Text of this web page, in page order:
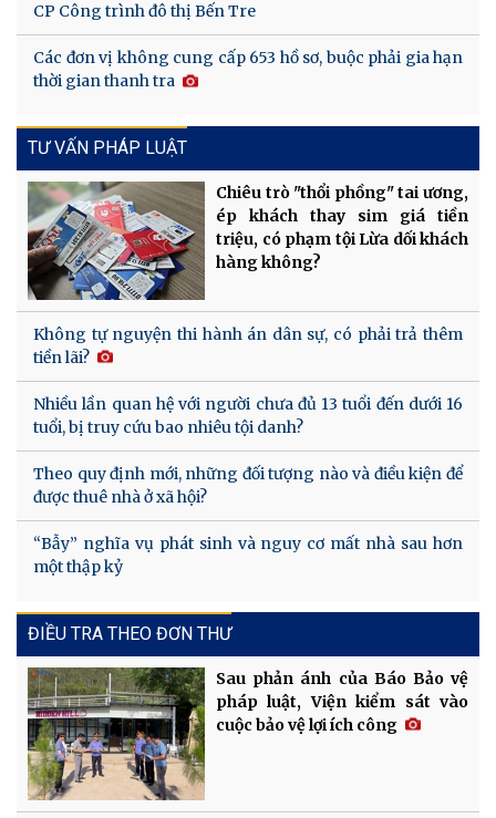
CP Công trình đô thị Bến Tre
Các đơn vị không cung cấp 653 hồ sơ, buộc phải gia hạn
thời gian thanh tra
TƯ VẤN PHÁP LUẬT
Chiêu trò "thổi phồng" tai ương,
ép khách thay sim giá tiền
triệu, có phạm tội Lừa dối khách
hàng không?
Không tự nguyện thi hành án dân sự, có phải trả thêm
tiền lãi?
Nhiều lần quan hệ với người chưa đủ 13 tuổi đến dưới 16
tuổi, bị truy cứu bao nhiêu tội danh?
Theo quy định mới, những đối tượng nào và điều kiện để
được thuê nhà ở xã hội?
“Bẫy” nghĩa vụ phát sinh và nguy cơ mất nhà sau hơn
một thập kỷ
ĐIỀU TRA THEO ĐƠN THƯ
Sau phản ánh của Báo Bảo vệ
pháp luật, Viện kiểm sát vào
cuộc bảo vệ lợi ích công